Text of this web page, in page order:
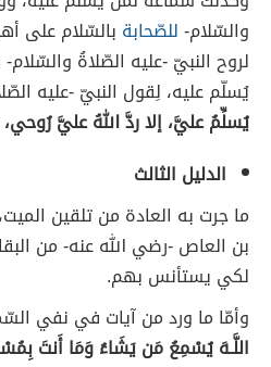
والسّلام-للصّحابة بالسّلام على
لروح النبيّ -عليه الصّلاةُ
يُسلّم عليه، لِقول النبيّ -عليه
يُسلِّمُ عليَّ، إلا ردَّ اللهُ عليَّ
الدليل الثالث
ما جرت به العادة من تلقين
بن العاص -رضي الله عنه- من
لكي يستأنس بهم.
وأمّا ما ورد من آيات في نفي
اللَّـهَ يُسْمِعُ مَن يَشَاءُ وَمَا أَنتَ